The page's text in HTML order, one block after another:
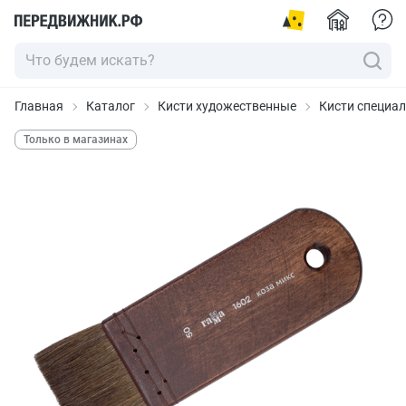
Главная Каталог Кисти художественные Кисти
Только в магазинах